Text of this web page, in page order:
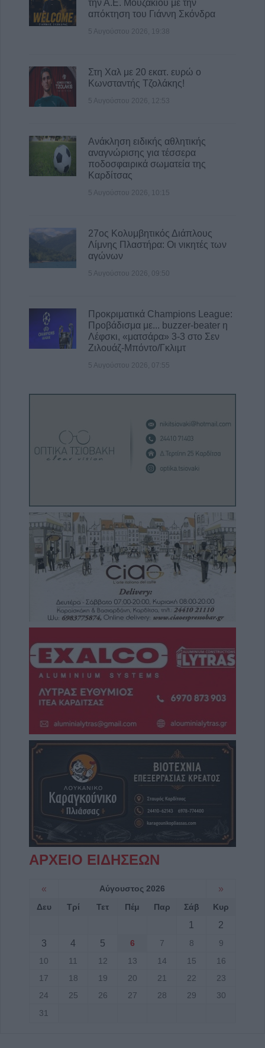
οριστικά αποτελέσματα της προκήρυξης για
51 θέσεις ειδικού επιστημονικού
την Α.Ε. Μουζακίου με την
απόκτηση του Γιάννη Σκόνδρα
5 Αυγούστου 2026, 19:38
Στη Χαλ με 20 εκατ. ευρώ ο
Κωνσταντής Τζολάκης!
5 Αυγούστου 2026, 12:53
Ανάκληση ειδικής αθλητικής
αναγνώρισης για τέσσερα
ποδοσφαιρικά σωματεία της
Καρδίτσας
5 Αυγούστου 2026, 10:15
27ος Κολυμβητικός Διάπλους
Λίμνης Πλαστήρα: Οι νικητές των
αγώνων
5 Αυγούστου 2026, 09:50
Προκριματικά Champions League:
Προβάδισμα με... buzzer-beater η
Λέφσκι, «ματσάρα» 3-3 στο Σεν
Ζιλουάζ-Μπόντο/Γκλιμτ
5 Αυγούστου 2026, 07:55
ΑΡΧΕΙΟ ΕΙΔΗΣΕΩΝ
« Αύγουστος 2026 »
Δευ Τρί Τετ Πέμ Παρ Σάβ Κυρ
1
2
3
4 5 6 7 8
9
10
11 12 13 14 15
16
17
18 19 20 21 22
23
24
25 26 27 28 29
30
31